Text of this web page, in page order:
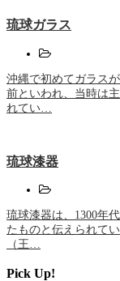
琉球ガラス
沖縄で初めてガラス
前といわれ、当時は
れてい…
琉球漆器
琉球漆器は、1300年
たものと伝えられて
（王…
Pick Up!